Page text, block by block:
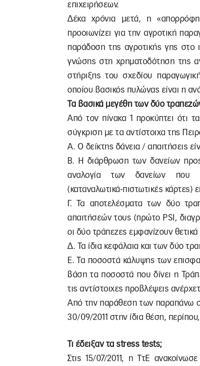
επιχειρήσεων.
Δέκα χρόνια μετά, η
προοιωνίζει για την αγροτική
παράδοση της αγροτικής γης στο
γνώσης στη χρηματοδότηση της
στήριξης του σχεδίου
οποίου βασικός πυλώνας είναι η
Τα βασικά μεγέθη των δύο
Από τον πίνακα 1 προκύπτει ότι
σύγκριση με τα αντίστοιχα της
Α. Ο δείκτης δάνεια / απαιτήσεις
Β. Η διάρθρωση των δανείων
αναλογία των δανείων που
(καταναλωτικά-πιστωτικές κάρτες)
Γ. Τα αποτελέσματα των δύο
απαιτήσεών τους (πρώτο PSI,
οι δύο τράπεζες εμφανίζουν
Δ. Τα ίδια κεφάλαια και των δύο
Ε. Τα ποσοστά κάλυψης των
βάση τα ποσοστά που δίνει η
τις αντίστοιχες προβλέψεις
Από την παράθεση των παραπάνω
30/09/2011 στην ίδια θέση,
Τι έδειξαν τα stress tests;
Στις 15/07/2011, η ΤτΕ